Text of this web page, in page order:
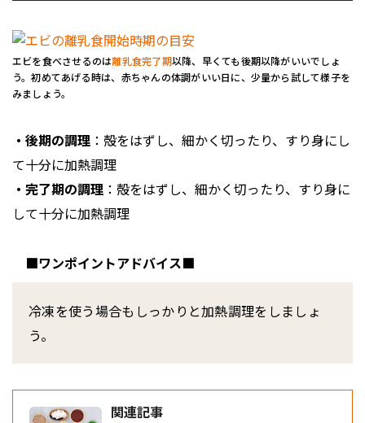
エビを食べさせるのは離乳食完了期以降、早くても後期以降がいいでしょ
う。初めてあげる時は、赤ちゃんの体調がいい日に、少量から試して様子を
みましょう。
・後期の調理 ：殻をはずし、細かく切ったり、すり身にし
て十分に加熱調理
・完了期の調理 ：殻をはずし、細かく切ったり、すり身に
して十分に加熱調理
■ワンポイントアドバイス■
冷凍を使う場合もしっかりと加熱調理をしましょ
う。
関連記事